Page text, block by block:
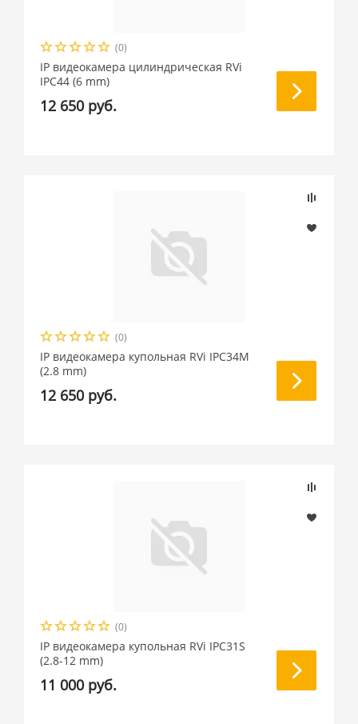
(0)
IP видеокамера цилиндрическая RVi
IPC44 (6 mm)
12 650 руб.
(0)
IP видеокамера купольная RVi IPC34M
(2.8 mm)
12 650 руб.
(0)
IP видеокамера купольная RVi IPC31S
(2.8-12 mm)
11 000 руб.